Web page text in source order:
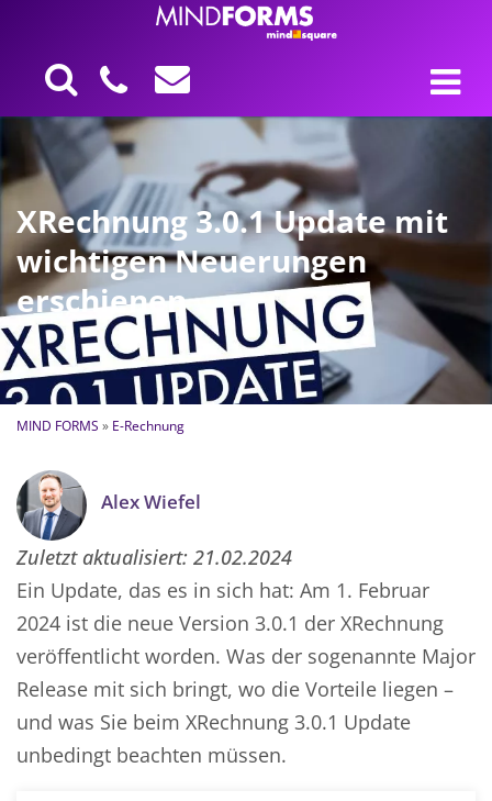
XRechnung 3.0.1 Update mit
wichtigen Neuerungen
erschienen
MIND FORMS » E-Rechnung
Alex Wiefel
Zuletzt aktualisiert: 21.02.2024
Ein Update, das es in sich hat: Am 1. Februar
2024 ist die neue Version 3.0.1 der XRechnung
veröffentlicht worden. Was der sogenannte Major
Release mit sich bringt, wo die Vorteile liegen –
und was Sie beim XRechnung 3.0.1 Update
unbedingt beachten müssen.